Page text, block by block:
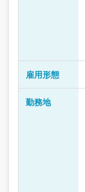
雇用形態
勤務地